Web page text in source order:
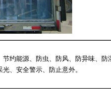
节约能源、防虫、防风、防异味、防
、安全警示、防止意外。